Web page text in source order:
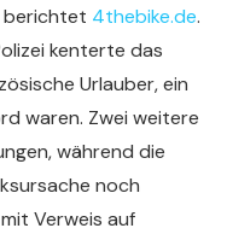
berichtet 4thebike.de.
kenterte das
Urlauber, ein
waren. Zwei weitere
während die
noch
Verweis auf